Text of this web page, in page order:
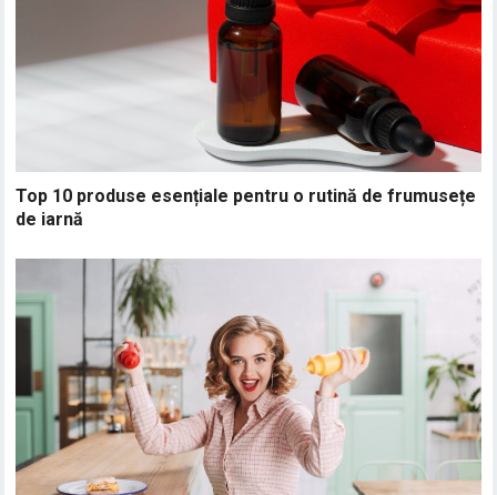
Top 10 produse esențiale pentru o rutină de frumusețe
de iarnă